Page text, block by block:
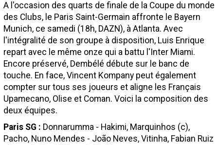
A l'occasion des quarts de finale de la Coupe du monde
des Clubs, le Paris Saint-Germain affronte le Bayern
Munich, ce samedi (18h, DAZN), à Atlanta. Avec
l'intégralité de son groupe à disposition, Luis Enrique
repart avec le même onze qui a battu l'Inter Miami.
Encore préservé, Dembélé débute sur le banc de
touche. En face, Vincent Kompany peut également
compter sur tous ses joueurs et aligne les Français
Upamecano, Olise et Coman. Voici la composition des
deux équipes.
Paris SG : Donnarumma - Hakimi, Marquinhos (c),
Pacho, Nuno Mendes - João Neves, Vitinha, Fabian Ruiz
Résultats et Classements
Class. buteurs européens
Programme TV foot
Vidéos
Sondages
Tableau transferts L1
Paramètrages / Options